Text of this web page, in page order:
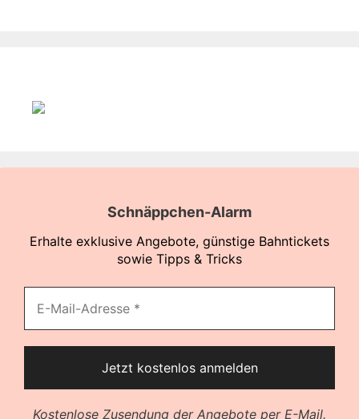
Schnäppchen-Alarm
Erhalte exklusive Angebote, günstige Bahntickets
sowie Tipps & Tricks
Kostenlose Zusendung der Angebote per E-Mail.